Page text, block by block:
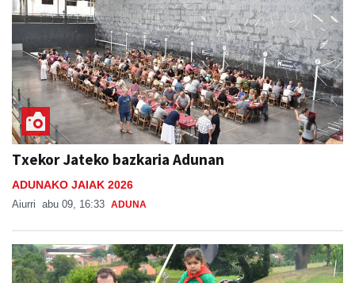
Txekor Jateko bazkaria Adunan
ADUNAKO JAIAK 2026
Aiurri abu 09, 16:33 ADUNA